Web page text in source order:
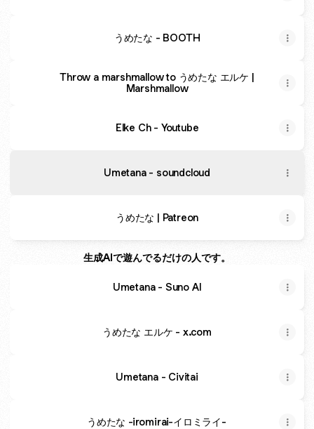
うめたな - BOOTH
Throw a marshmallow to うめたな エルケ |
Marshmallow
Elke Ch - Youtube
Umetana - soundcloud
うめたな | Patreon
生成AIで遊んでるだけの人です。
Umetana - Suno AI
うめたな エルケ - x.com
Umetana - Civitai
うめたな -iromirai-イロミライ-